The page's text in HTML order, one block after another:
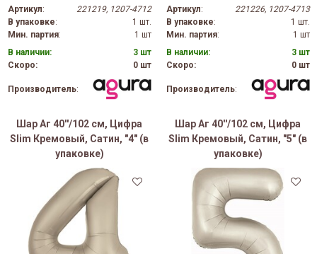
Артикул:
221219, 1207-4712
В упаковке:
1 шт.
Мин. партия:
1 шт
В наличии:
3 шт
Скоро:
0 шт
Производитель:
Артикул:
221226, 1207-4713
В упаковке:
1 шт.
Мин. партия:
1 шт
В наличии:
3 шт
Скоро:
0 шт
Производитель:
Шар Аг 40''/102 см, Цифра
Slim Кремовый, Сатин, "4" (в
упаковке)
Шар Аг 40''/102 см, Цифра
Slim Кремовый, Сатин, "5" (в
упаковке)